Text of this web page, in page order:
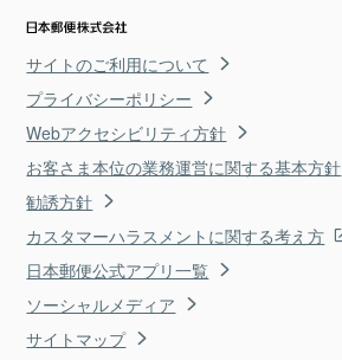
サイトのご利用について
プライバシーポリシー
Webアクセシビリティ方針
お客さま本位の業務運営に関する基本方針
勧誘方針
カスタマーハラスメントに関する考え方
日本郵便公式アプリ一覧
ソーシャルメディア
サイトマップ